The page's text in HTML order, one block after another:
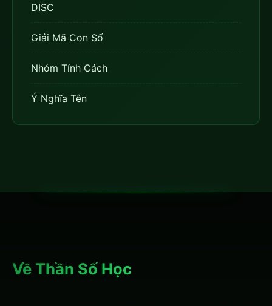
DISC
Giải Mã Con Số
Nhóm Tính Cách
Ý Nghĩa Tên
Về Thần Số Học